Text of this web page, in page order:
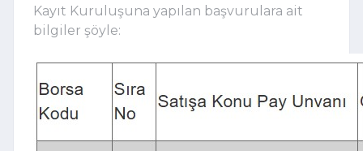
Kayıt Kuruluşuna yapılan başvurulara ait
bilgiler şöyle: